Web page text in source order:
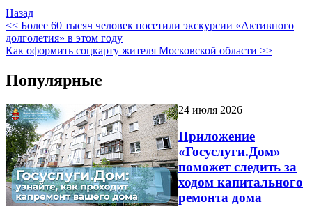
Назад
<< Более 60 тысяч человек посетили экскурсии «Активного
долголетия» в этом году
Как оформить соцкарту жителя Московской области >>
Популярные
24 июля 2026
Приложение
«Госуслуги.Дом»
поможет следить за
ходом капитального
ремонта дома